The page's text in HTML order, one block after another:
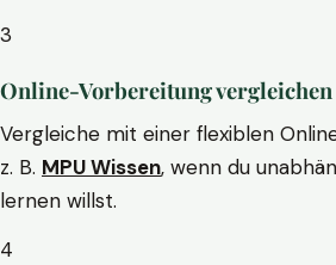
3
Online-Vorbereitung vergleichen
Vergleiche mit einer flexiblen
z. B. MPU Wissen, wenn du
lernen willst.
4